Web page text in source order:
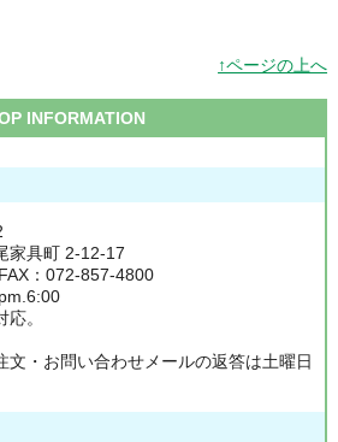
↑ページの上へ
INFORMATION
家具町 2-12-17
：072-857-4800
。
文・お問い合わせメールの返答は土曜日